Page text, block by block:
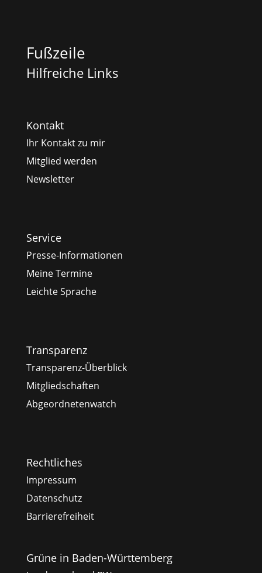
Fußzeile
Hilfreiche Links
Kontakt
Ihr Kontakt zu mir
Mitglied werden
Newsletter
Service
Presse-Informationen
Meine Termine
Leichte Sprache
Transparenz
Transparenz-Überblick
Mitgliedschaften
Abgeordnetenwatch
Rechtliches
Impressum
Datenschutz
Barrierefreiheit
Grüne in Baden-Württemberg